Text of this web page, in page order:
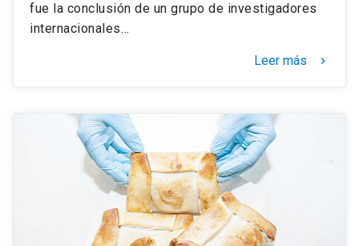
fue la conclusión de un grupo de investigadores
internacionales…
Leer más keyboard_arrow_right